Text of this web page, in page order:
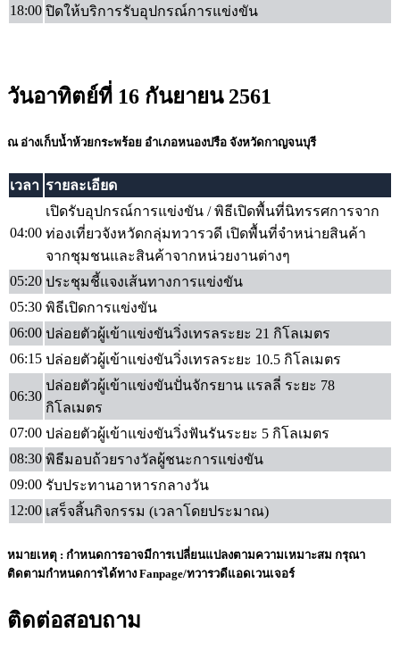
18:00 ปิดให้บริการรับอุปกรณ์การแข่งขัน
วันอาทิตย์ที่ 16 กันยายน 2561
ณ อ่างเก็บน้ำห้วยกระพร้อย อำเภอหนองปรือ จังหวัดกาญจนบุรี
เวลา รายละเอียด
04:00
เปิดรับอุปกรณ์การแข่งขัน / พิธีเปิดพื้นที่นิทรรศการจาก
ท่องเที่ยวจังหวัดกลุ่มทวารวดี เปิดพื้นที่จำหน่ายสินค้า
จากชุมชนและสินค้าจากหน่วยงานต่างๆ
05:20 ประชุมชี้แจงเส้นทางการแข่งขัน
05:30 พิธีเปิดการแข่งขัน
06:00 ปล่อยตัวผู้เข้าแข่งขันวิ่งเทรลระยะ 21 กิโลเมตร
06:15 ปล่อยตัวผู้เข้าแข่งขันวิ่งเทรลระยะ 10.5 กิโลเมตร
06:30
ปล่อยตัวผู้เข้าแข่งขันปั่นจักรยาน แรลลี่ ระยะ 78
กิโลเมตร
07:00 ปล่อยตัวผู้เข้าแข่งขันวิ่งฟันรันระยะ 5 กิโลเมตร
08:30 พิธีมอบถ้วยรางวัลผู้ชนะการแข่งขัน
09:00 รับประทานอาหารกลางวัน
12:00 เสร็จสิ้นกิจกรรม (เวลาโดยประมาณ)
หมายเหตุ : กำหนดการอาจมีการเปลี่ยนแปลงตามความเหมาะสม กรุณา
ติดตามกำหนดการได้ทาง Fanpage/ทวารวดีแอดเวนเจอร์
ติดต่อสอบถาม